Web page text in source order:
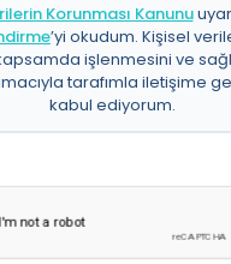
Korunması Kanunu
’yi okudum. Kişisel
işlenmesini ve
tarafımla iletişime
kabul ediyorum.